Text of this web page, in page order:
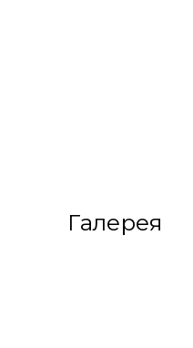
Галерея